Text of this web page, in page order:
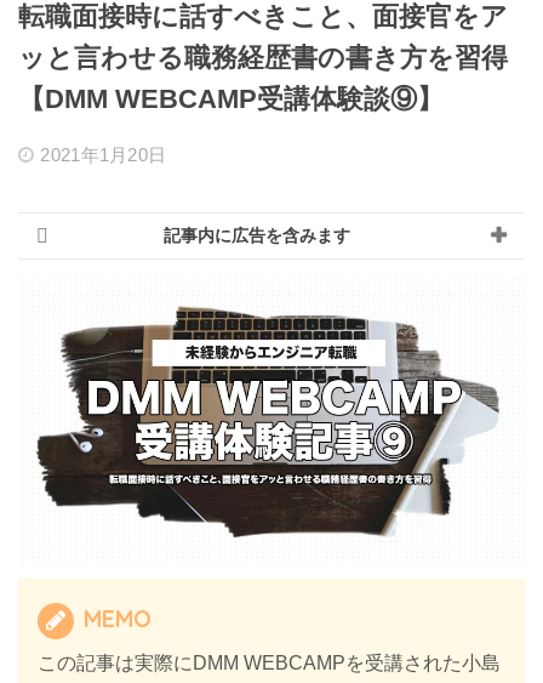
転職面接時に話すべきこと、面接官をア
ッと言わせる職務経歴書の書き方を習得
【DMM WEBCAMP受講体験談⑨】
2021年1月20日
記事内に広告を含みます
MEMO
この記事は実際にDMM WEBCAMPを受講された小島